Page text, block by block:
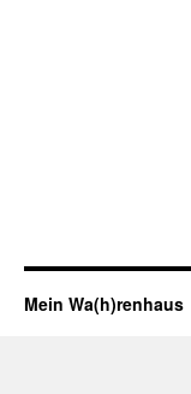
Mein Wa(h)renhaus